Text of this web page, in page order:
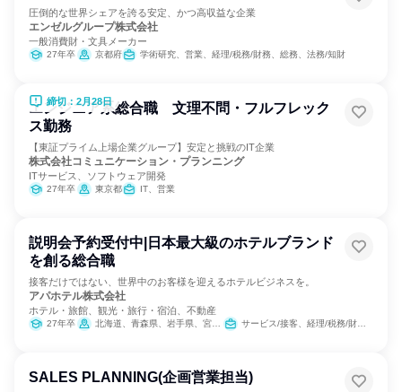
圧倒的な世界シェアを誇る安定、かつ高収益な企業
エンゼルグループ株式会社
一般消費財・文具メーカー
27年卒 京都府 学術研究、営業、経理/税務/財務、総務、法務/知財
締切：2月28日
エンジニア系総合職 文理不問・フルフレック
ス勤務
【東証プライム上場企業グループ】安定と挑戦のIT企業
株式会社コミュニケーション・プランニング
ITサービス、ソフトウェア開発
27年卒 東京都 IT、営業
説明会予約受付中|日本最大級のホテルブランド
を創る総合職
接客だけではない、世界中のお客様を迎えるホテルビジネスを。
アパホテル株式会社
ホテル・旅館、観光・旅行・宿泊、不動産
27年卒 北海道、青森県、岩手県、宮城県、山形県、福島県、栃木県、群馬県、埼玉県、千葉県、東京都、神奈川県、新潟県、富山県、石川県、福井県、長野県、岐阜県、静岡県、愛知県、三重県、滋賀県、京都府、大阪府、兵庫県、奈良県、鳥取県、岡山県、広島県、香川県、愛媛県、福岡県、佐賀県、長崎県、熊本県、宮崎県、鹿児島県、沖縄県 サービス/接客、経理/税務/財務、人事、総務、広報/IR、経営/事業企画、営業、商品企画、マーケティング・広告・宣伝
SALES PLANNING(企画営業担当)